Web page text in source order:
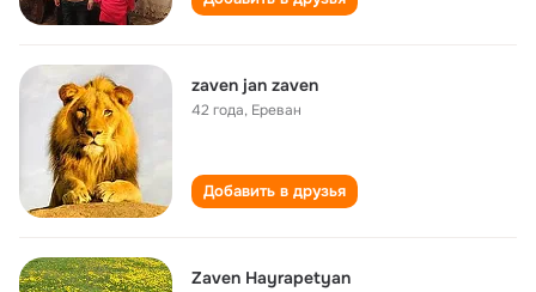
zaven jan zaven
42 года, Ереван
Добавить в друзья
Zaven Hayrapetyan